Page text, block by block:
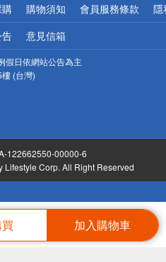
加入購物車
購物須知 會員服務條款 隱
意見信箱
假日依網站公告為主
(台灣)
122662550-00000-6
Corp. All Right Reserved